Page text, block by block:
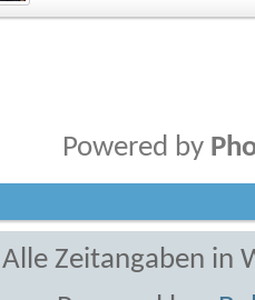
Powered by
Alle Zeitangaben in